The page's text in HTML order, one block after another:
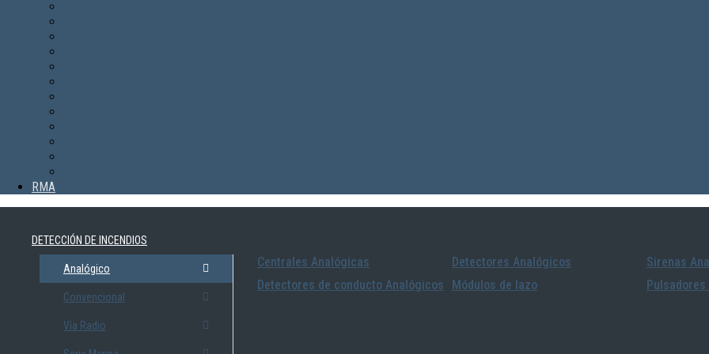
RMA
DETECCIÓN DE INCENDIOS
Analógico
Convencional
Vía Radio
Centrales Analógicas Detectores Analógicos
Sirenas
Detectores de conducto Analógicos
Módulos de lazo